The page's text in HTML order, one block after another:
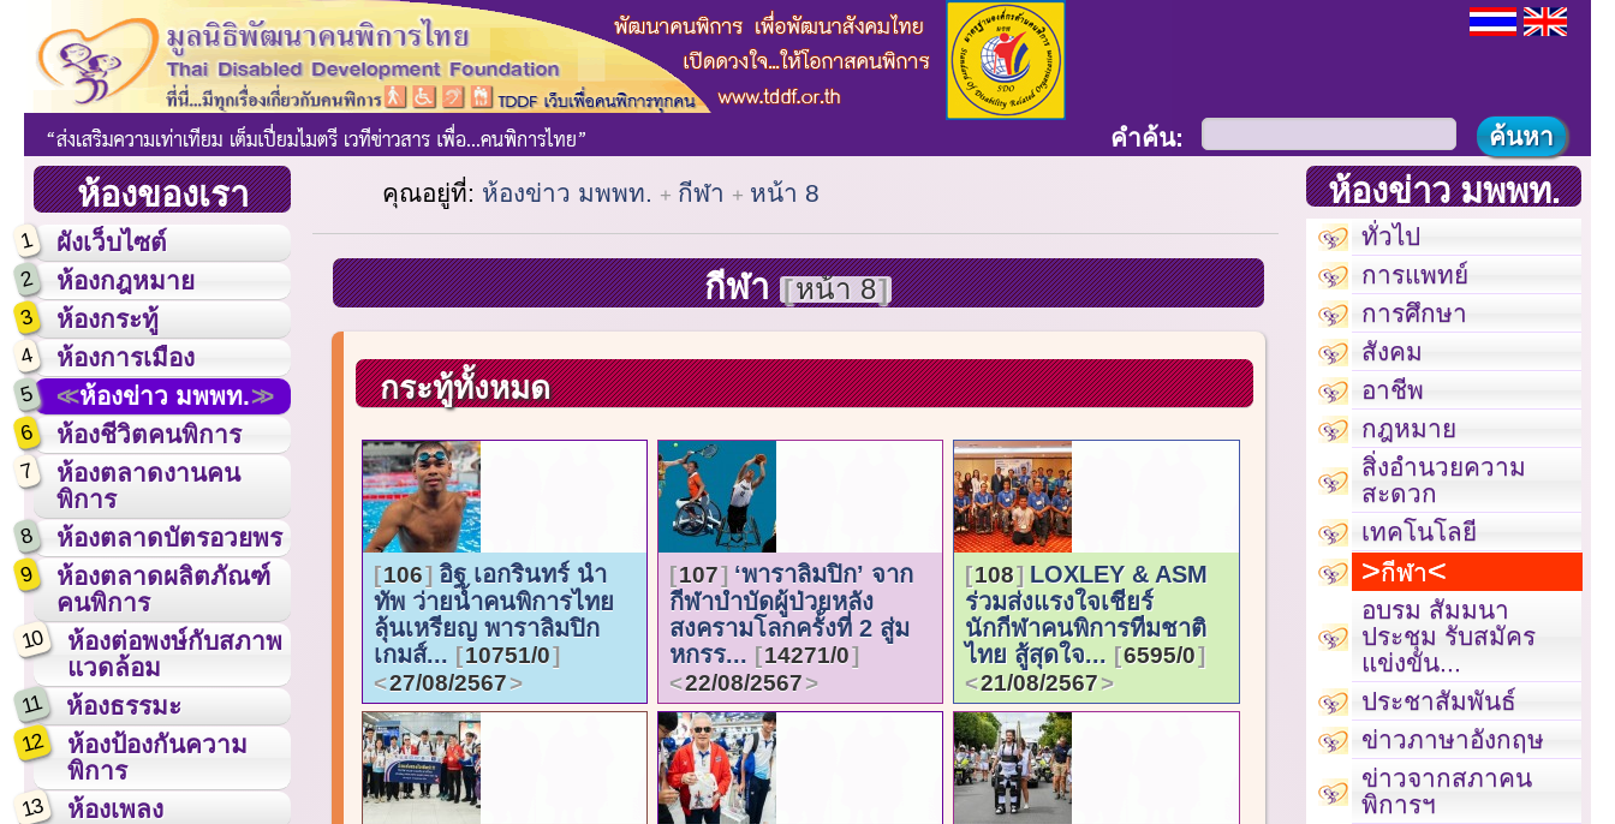
ห้องของเรา
1 ผังเว็บไซต์
2 ห้องกฎหมาย
3 ห้องกระทู้
4 ห้องการเมือง
5 ห้องข่าว มพพท.
6 ห้องชีวิตคนพิการ
7
ห้องตลาดงานคน
พิการ
8 ห้องตลาดบัตรอวยพร
9
ห้องตลาดผลิตภัณฑ์
คนพิการ
10
ห้องต่อพงษ์กับสภาพ
แวดล้อม
11 ห้องธรรมะ
12
ห้องป้องกันความ
พิการ
13 ห้องเพลง
คำค้น:
คุณอยู่ที่: ห้องข่าว มพพท. กีฬา หน้า 8
กีฬา หน้า 8
กระทู้ทั้งหมด
106
อิฐ เอกรินทร์ นำ
ทัพ ว่ายน้ำคนพิการไทย
ลุ้นเหรียญ พาราลิมปิก
เกมส์...
10751/0
27/08/2567
107
‘พาราลิมปิก’ จาก
กีฬาบำบัดผู้ป่วยหลัง
สงครามโลกครั้งที่ 2 สู่ม
หกรร...
14271/0
22/08/2567
108
LOXLEY & ASM
ร่วมส่งแรงใจเชียร์
นักกีฬาคนพิการทีมชาติ
ไทย สู้สุดใจ...
6595/0
21/08/2567
ห้องข่าว มพพท.
ทั่วไป
การแพทย์
การศึกษา
สังคม
อาชีพ
กฎหมาย
สิ่งอำนวยความ
สะดวก
เทคโนโลยี
กีฬา
อบรม สัมมนา
ประชุม รับสมัคร
แข่งขัน...
ประชาสัมพันธ์
ข่าวภาษาอังกฤษ
ข่าวจากสภาคน
พิการฯ